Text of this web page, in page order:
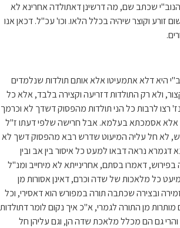
שכתב שם, מה דרשינן דאתולדה אחרינא לא
זורע וקוצר שיהיה בכלל הלאו. וכו' עכ"ל. דכאן אנו
היא דלא אתמעיטו אלא אותם תולדות שנלמדים
ולא רק התולדות דזריעה וקצירה בלבד, אלא כל
רצו לרבות כל הני תולדות מהפסוק דשדך לא וכרמך
אלא אסמכתא בעלמא. אבל חרישה שלפי דעתו ז"ל
לא חל עליה המיעוט שדרש רבא מהפסוק דשך לא
דגמרא נראה דבאו למעט כל איסור בין אב ובין
דאמרו בסתם, אחרינייתא לא מיחייב ומנ"ל
כל מלאכות של שדה וכרם, דאינן אסורות מן
ובצירה שכתבה תורה במפורש הוא דאסירי, וכל
מן התורה לגמרי, א"כ איך נקום לומר דתולדות
והרי גם הם מכלל מלאכת שדה הן, וגם עליהן חל